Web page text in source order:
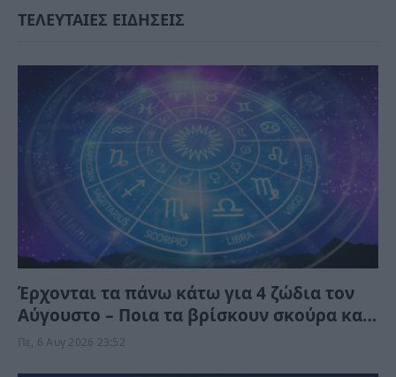
ΤΕΛΕΥΤΑΙΕΣ ΕΙΔΗΣΕΙΣ
Έρχονται τα πάνω κάτω για 4 ζώδια τον
Αύγουστο – Ποια τα βρίσκουν σκούρα και
ποια αναπνεόυν
Πε, 6 Αυγ 2026 23:52